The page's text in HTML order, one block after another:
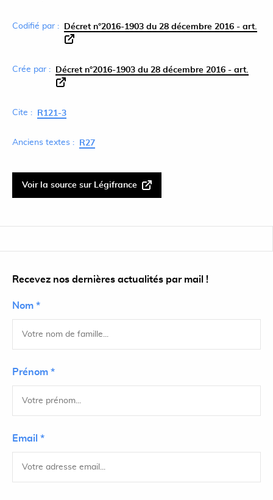
Codifié par : Décret n°2016-1903 du 28 décembre 2016 - art.
Crée par : Décret n°2016-1903 du 28 décembre 2016 - art.
Cite : R121-3
Anciens textes : R27
Voir la source sur Légifrance
Recevez nos dernières actualités par mail !
Nom *
Prénom *
Email *